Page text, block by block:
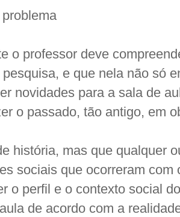
o professor deve
e que nela não só
novidades para a sala de
o passado, tão antigo, em
história, mas que qualquer
sociais que ocorreram com
o perfil e o contexto social
de acordo com a